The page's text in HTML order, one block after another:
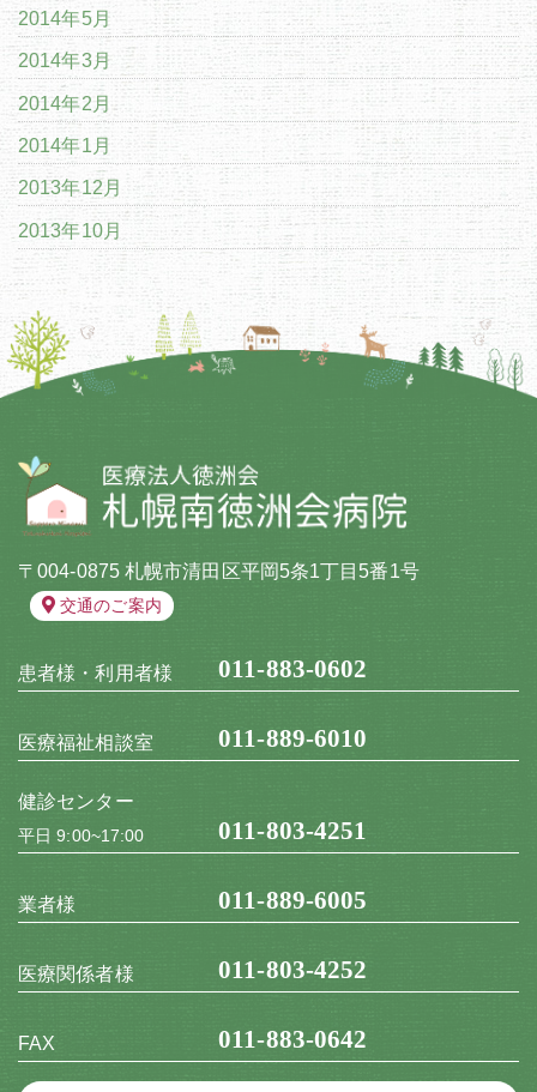
2014年5月
2014年3月
2014年2月
2014年1月
2013年12月
2013年10月
〒004-0875 札幌市清田区平岡5条1丁目5番1号
交通のご案内
患者様・利用者様 011-883-0602
医療福祉相談室 011-889-6010
健診センター
平日 9:00~17:00 011-803-4251
業者様 011-889-6005
医療関係者様 011-803-4252
FAX 011-883-0642